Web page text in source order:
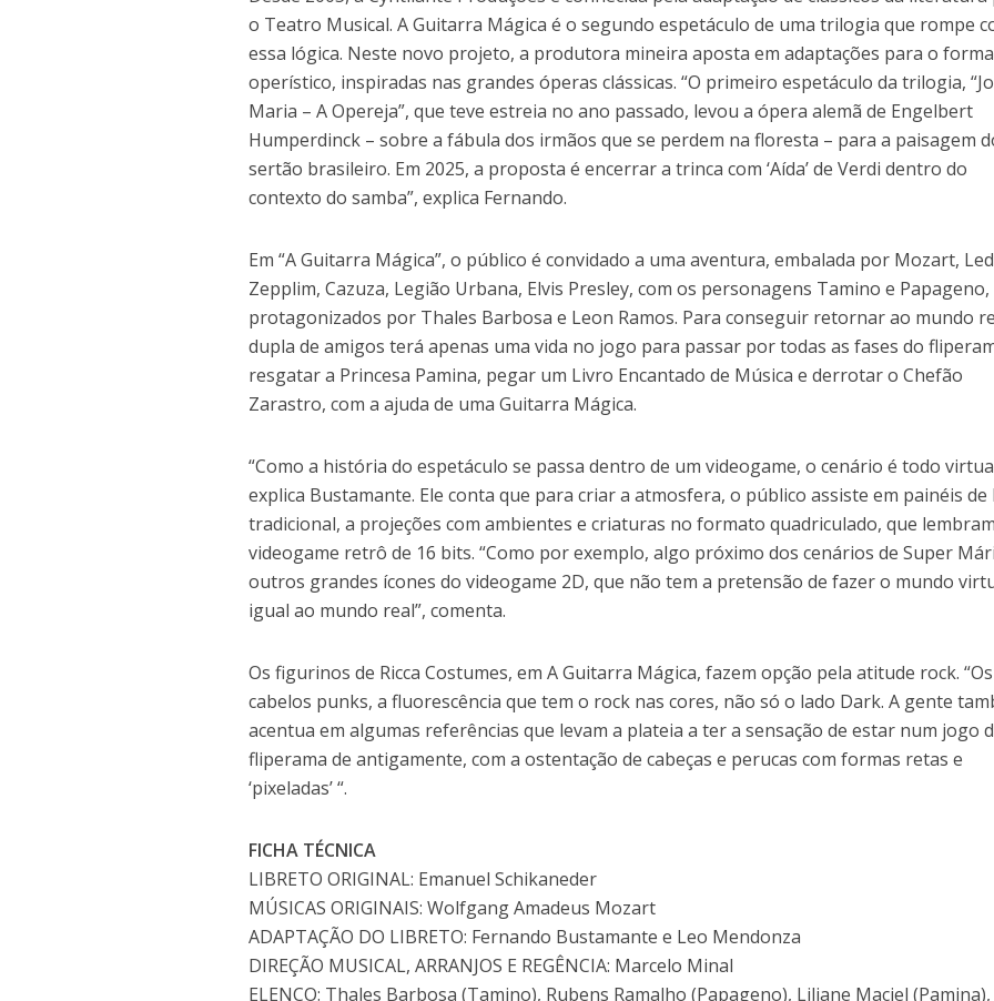
o Teatro Musical. A Guitarra Mágica é o segundo espetáculo de uma trilogia que rompe
essa lógica. Neste novo projeto, a produtora mineira aposta em adaptações para o
operístico, inspiradas nas grandes óperas clássicas. “O primeiro espetáculo da trilogia,
Maria – A Opereja”, que teve estreia no ano passado, levou a ópera alemã de Engelbert
Humperdinck – sobre a fábula dos irmãos que se perdem na floresta – para a paisagem
sertão brasileiro. Em 2025, a proposta é encerrar a trinca com ‘Aída’ de Verdi dentro do
contexto do samba”, explica Fernando.
Em “A Guitarra Mágica”, o público é convidado a uma aventura, embalada por Mozart, Led
Zepplim, Cazuza, Legião Urbana, Elvis Presley, com os personagens Tamino e Papageno,
protagonizados por Thales Barbosa e Leon Ramos. Para conseguir retornar ao mundo
dupla de amigos terá apenas uma vida no jogo para passar por todas as fases do
resgatar a Princesa Pamina, pegar um Livro Encantado de Música e derrotar o Chefão
Zarastro, com a ajuda de uma Guitarra Mágica.
“Como a história do espetáculo se passa dentro de um videogame, o cenário é todo
explica Bustamante. Ele conta que para criar a atmosfera, o público assiste em painéis de
tradicional, a projeções com ambientes e criaturas no formato quadriculado, que
videogame retrô de 16 bits. “Como por exemplo, algo próximo dos cenários de Super
outros grandes ícones do videogame 2D, que não tem a pretensão de fazer o mundo
igual ao mundo real”, comenta.
Os figurinos de Ricca Costumes, em A Guitarra Mágica, fazem opção pela atitude rock. “Os
cabelos punks, a fluorescência que tem o rock nas cores, não só o lado Dark. A gente
acentua em algumas referências que levam a plateia a ter a sensação de estar num jogo
fliperama de antigamente, com a ostentação de cabeças e perucas com formas retas e
‘pixeladas’ “.
FICHA TÉCNICA
LIBRETO ORIGINAL: Emanuel Schikaneder
MÚSICAS ORIGINAIS: Wolfgang Amadeus Mozart
ADAPTAÇÃO DO LIBRETO: Fernando Bustamante e Leo Mendonza
DIREÇÃO MUSICAL, ARRANJOS E REGÊNCIA: Marcelo Minal
ELENCO: Thales Barbosa (Tamino), Rubens Ramalho (Papageno), Liliane Maciel